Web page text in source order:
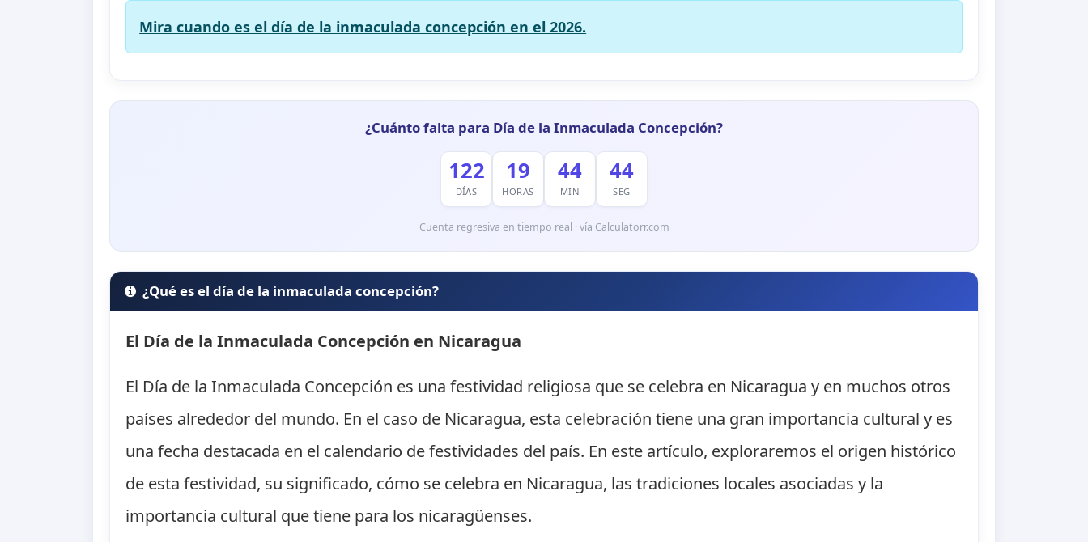
Mira cuando es el día de la inmaculada concepción en el 2026.
¿Cuánto falta para Día de la Inmaculada Concepción?
122
DÍAS
19
HORAS
44
MIN
43
SEG
Cuenta regresiva en tiempo real · vía Calculatorr.com
¿Qué es el día de la inmaculada concepción?
El Día de la Inmaculada Concepción en Nicaragua
El Día de la Inmaculada Concepción es una festividad religiosa que se celebra en Nicaragua y en muchos otros
países alrededor del mundo. En el caso de Nicaragua, esta celebración tiene una gran importancia cultural y es
una fecha destacada en el calendario de festividades del país. En este artículo, exploraremos el origen histórico
de esta festividad, su significado, cómo se celebra en Nicaragua, las tradiciones locales asociadas y la
importancia cultural que tiene para los nicaragüenses.